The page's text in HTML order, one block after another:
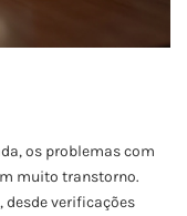
os problemas com
muito transtorno.
desde verificações